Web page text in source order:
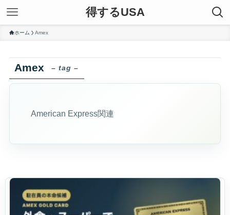
得するUSA
ホーム Amex
Amex – tag –
American Express関連